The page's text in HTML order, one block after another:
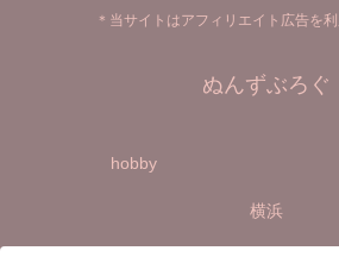
＊当サイトはアフィリエイト広告を
ぬんずぶろぐ
hobby
横浜